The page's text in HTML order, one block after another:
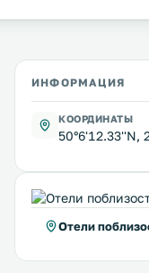
ИНФОРМАЦИЯ
КООРДИНАТЫ
50°6'12.33''N,
Отели